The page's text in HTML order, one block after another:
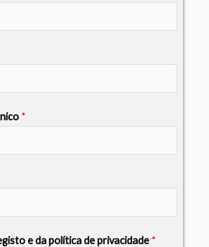
*
e da política de privacidade *